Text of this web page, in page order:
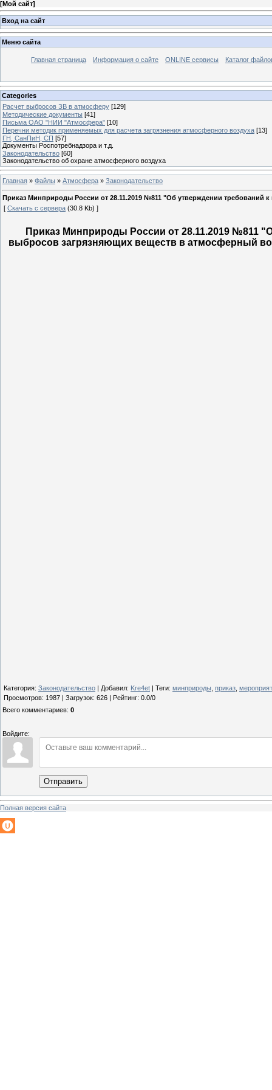
[Мой сайт]
Вход на сайт
Меню сайта
Главная страница Информация о сайте ONLINE сервисы Каталог
Categories
Расчет выбросов ЗВ в атмосферу [129]
Методические документы [41]
Письма ОАО "НИИ "Атмосфера" [10]
Перечни методик применяемых для расчета загрязнения атмосферного воздуха [13]
ГН, СанПиН, СП [57]
Документы Роспотребнадзора и т.д.
Законодательство [60]
Законодательство об охране атмосферного воздуха
Главная » Файлы » Атмосфера » Законодательство
Приказ Минприроды России от 28.11.2019 №811 "Об утверждении
[ Скачать с сервера (30.8 Kb) ]
Приказ Минприроды России от 28.11.2019 №811
выбросов загрязняющих веществ в атмосферный
Категория: Законодательство Добавил: Kre4et Теги: минприроды приказ
Просмотров: 1987 Загрузок: 626 Рейтинг: 0.0/0
Всего комментариев: 0
Войдите:
Отправить
Полная версия сайта